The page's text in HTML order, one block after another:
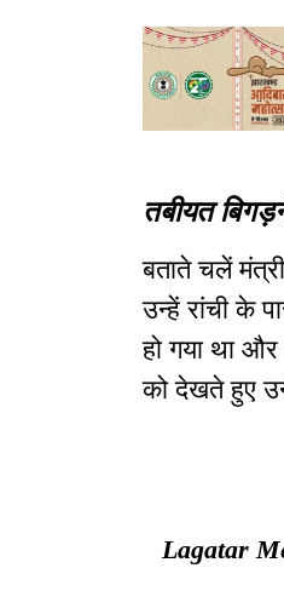
तबीयत
बताते चलें
उन्हें रांची के
हो गया था
को देखते हुए
Lagatar